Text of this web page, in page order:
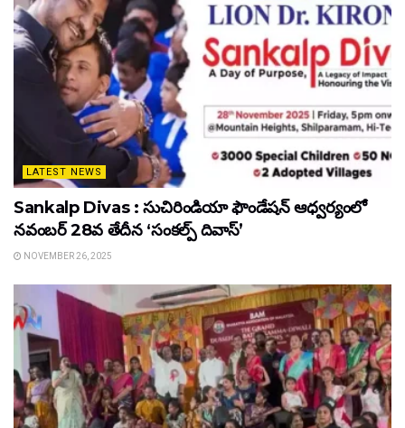
LATEST NEWS
Sankalp Divas : సుచిరిండియా ఫౌండేషన్ ఆధ్వర్యంలో
నవంబర్ 28వ తేదీన ‘సంకల్ప్ దివాస్’
NOVEMBER 26, 2025